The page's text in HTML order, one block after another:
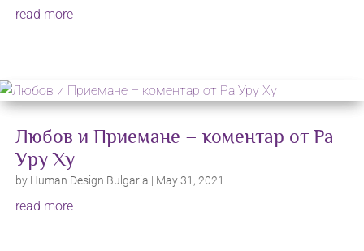
read more
Любов и Приемане – коментар от Ра
Уру Ху
by Human Design Bulgaria | May 31, 2021
read more